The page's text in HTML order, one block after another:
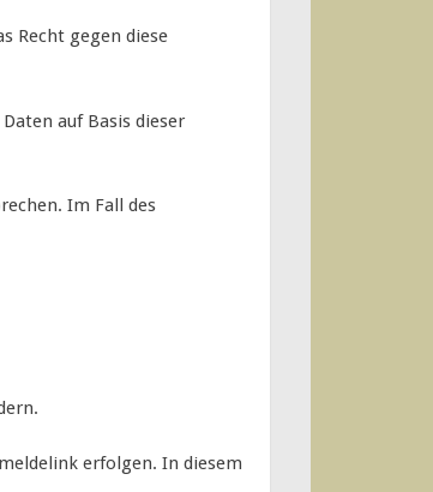
Recht gegen diese
auf Basis dieser
Im Fall des
erfolgen. In diesem